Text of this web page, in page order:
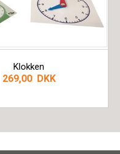
Klokken
269,00 DKK